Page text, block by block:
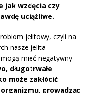
jak wzdęcia czy
uciążliwe.
jelitowy, czyli na
nasze jelita.
mieć negatywny
długotrwałe
może zakłócić
prowadząc